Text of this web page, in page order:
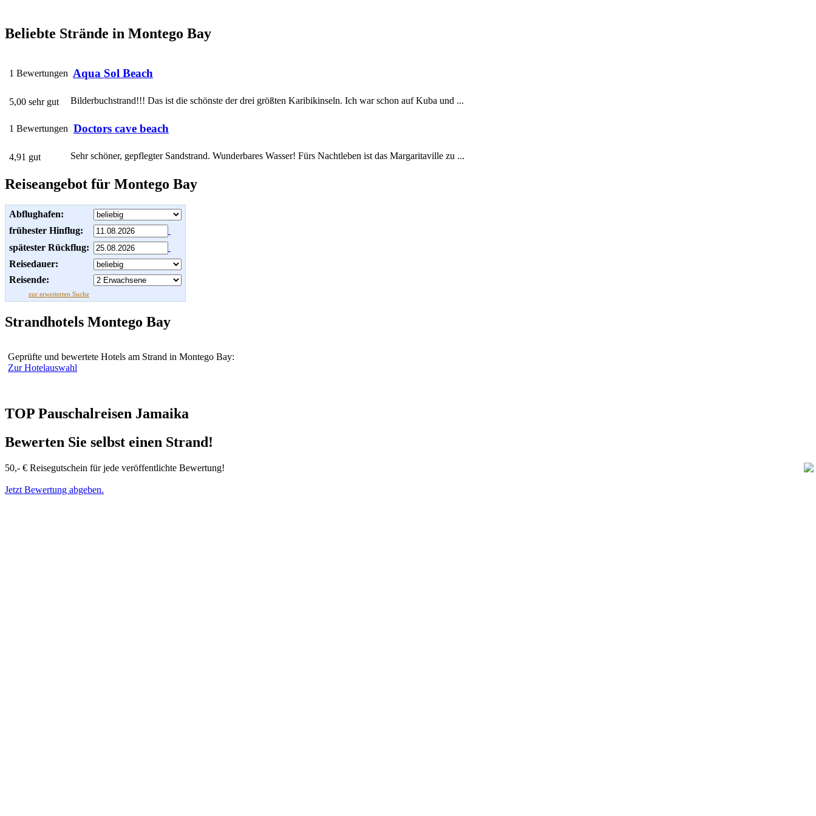
Beliebte Strände in Montego Bay
1 Bewertungen Aqua Sol Beach
Bilderbuchstrand!!! Das ist die schönste der drei größten Karibikinseln. Ich war schon auf Kuba und ...
5,00 sehr gut
1 Bewertungen Doctors cave beach
Sehr schöner, gepflegter Sandstrand. Wunderbares Wasser! Fürs Nachtleben ist das Margaritaville zu ...
4,91 gut
Reiseangebot für Montego Bay
Abflughafen:
frühester Hinflug:
spätester Rückflug:
Reisedauer:
Reisende:
zur erweiterten Suche
Strandhotels Montego Bay
Geprüfte und bewertete Hotels am Strand in Montego Bay:
Zur Hotelauswahl
TOP Pauschalreisen Jamaika
Bewerten Sie selbst einen Strand!
50,- € Reisegutschein für jede veröffentlichte Bewertung!
Jetzt Bewertung abgeben.